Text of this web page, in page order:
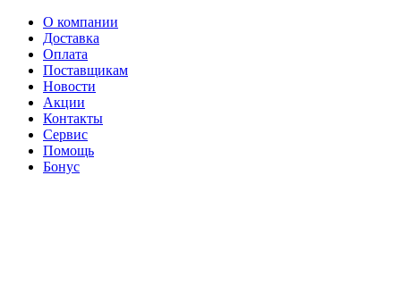
О компании
Доставка
Оплата
Поставщикам
Новости
Акции
Контакты
Сервис
Помощь
Бонус